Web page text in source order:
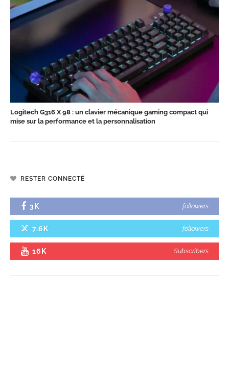
Logitech G316 X 98 : un clavier mécanique gaming compact qui
mise sur la performance et la personnalisation
RESTER CONNECTÉ
3K followers
7.6K followers
16K Subscribers